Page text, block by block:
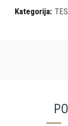
Kategorija: